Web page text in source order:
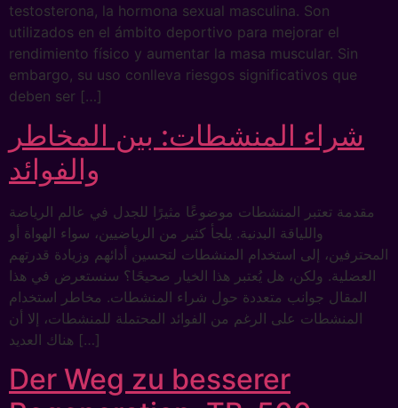
testosterona, la hormona sexual masculina. Son
utilizados en el ámbito deportivo para mejorar el
rendimiento físico y aumentar la masa muscular. Sin
embargo, su uso conlleva riesgos significativos que
deben ser […]
شراء المنشطات: بين المخاطر
والفوائد
مقدمة تعتبر المنشطات موضوعًا مثيرًا للجدل في عالم الرياضة
واللياقة البدنية. يلجأ كثير من الرياضيين، سواء الهواة أو
المحترفين، إلى استخدام المنشطات لتحسين أدائهم وزيادة قدرتهم
العضلية. ولكن، هل يُعتبر هذا الخيار صحيحًا؟ سنستعرض في هذا
المقال جوانب متعددة حول شراء المنشطات. مخاطر استخدام
المنشطات على الرغم من الفوائد المحتملة للمنشطات، إلا أن
هناك العديد […]
Der Weg zu besserer